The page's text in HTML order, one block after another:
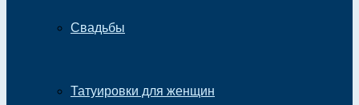
Свадьбы
Татуировки для женщин